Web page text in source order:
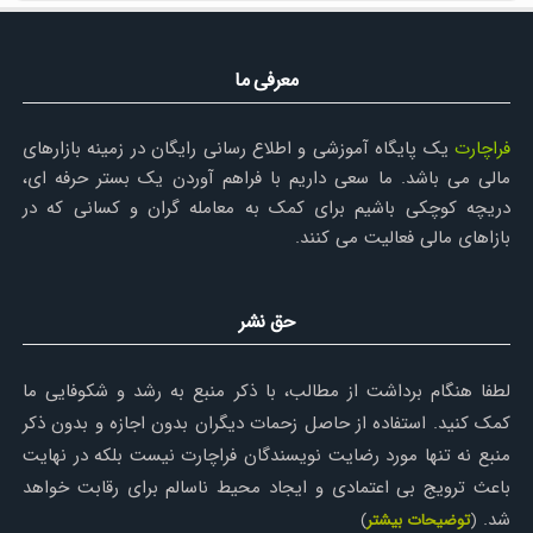
▪️اندیکاتور انتقال دیتا + ویدئو بروزرسانی شد
▪️نسخه 5.4 نرم افزار موتیو ویو
▪️اندیکاتور جدید در بحث انتقال دیتا
▪️استراتژی معاملاتی ورود به کانال
▪️بروز رسانی استراتژی چهار جفت ارز
▪️اتصال حساب به سایت MQL ویرایش جدید
▪️ تحلیل و معامله گری به روش بیل ویلیامز
▪️ سه نکته بنیادین برای موفقیت در بازار بورس
اکسپرت و ربات معاملاتی چیست؟
▪️سیستم معاملاتی اوریج و AO.
▪️دوره جارات داویس به فارسی تکمیل شد.
▪️ نرم افزار استراتژی تستر + آموزش انتقال دیتا
معرفی ما
فراچارتیک پایگاه آموزشی و اطلاع رسانی رایگان در زمینه بازارهای
مالی می باشد. ما سعی داریم با فراهم آوردن یک بستر حرفه ای،
دریچه کوچکی باشیم برای کمک به معامله گران و کسانی که در
بازاهای مالی فعالیت می کنند.
حق نشر
لطفا هنگام برداشت از مطالب، با ذکر منبع به رشد و شکوفایی ما
کمک کنید. استفاده از حاصل زحمات دیگران بدون اجازه و بدون ذکر
منبع نه تنها مورد رضایت نویسندگان فراچارت نیست بلکه در نهایت
باعث ترویج بی اعتمادی و ایجاد محیط ناسالم برای رقابت خواهد
شد. (توضیحات بیشتر)